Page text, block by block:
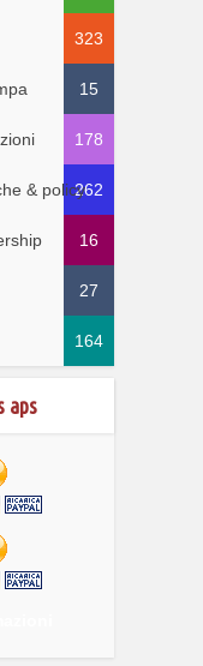
323
15
178
& policy262
16
27
164
aps